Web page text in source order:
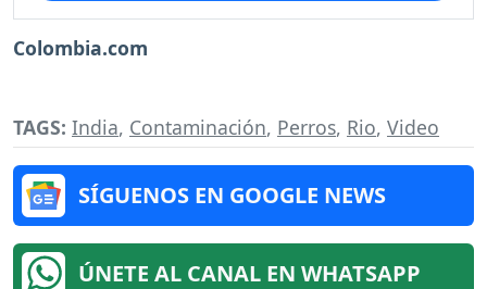
Colombia.com
TAGS: India, Contaminación, Perros, Rio, Video
SÍGUENOS EN GOOGLE NEWS
ÚNETE AL CANAL EN WHATSAPP